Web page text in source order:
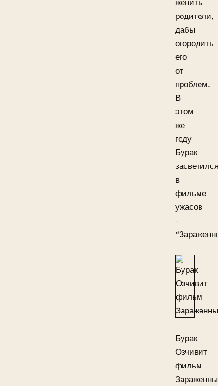
женить
родители,
дабы
огородить
его
от
проблем.
В
этом
же
году
Бурак
засветился
в
фильме
ужасов
-
Бурак
Озчивит
фильм